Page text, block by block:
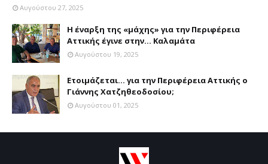
Αυγούστου 27, 2025
Η έναρξη της «μάχης» για την Περιφέρεια
Αττικής έγινε στην... Καλαμάτα
Αυγούστου 19, 2025
Ετοιμάζεται... για την Περιφέρεια Αττικής ο
Γιάννης Χατζηθεοδοσίου;
Αυγούστου 01, 2025